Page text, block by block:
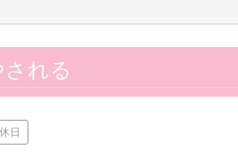
れる
日